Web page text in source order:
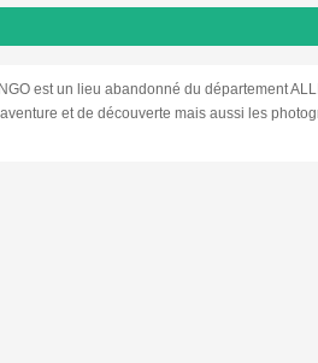
est un lieu abandonné du département
et de découverte mais aussi les